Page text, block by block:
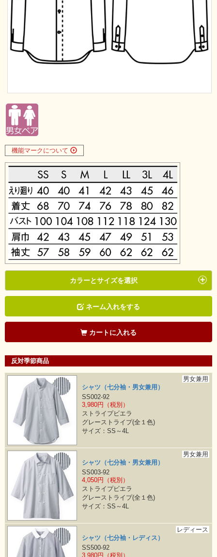
機能マークについて
カラーとサイズを選択
ネーム入れをする
カートに入れる
反対季節商品
男女兼用
シャツ（七分袖・男女兼用）
SS002-92
3,980円（税別）
ストライプビエラ
グレーストライプ(全１色)
サイズ：SS～4L
男女兼用
シャツ（七分袖・男女兼用）
SS003-92
4,050円（税別）
ストライプビエラ
グレーストライプ(全１色)
サイズ：SS～4L
レディース
シャツ（七分袖・レディス）
SS500-92
3,980円（税別）